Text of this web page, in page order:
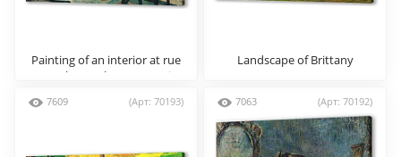
Painting of an interior at rue
Carcel (Carcel Street), Paris
Landscape of Brittany
7609 (Арт: 70193) 7063 (Арт: 70192)